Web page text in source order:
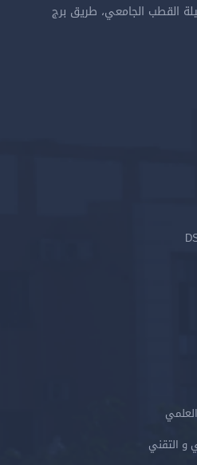
القطب الجامعي، طريق برج
و التقني